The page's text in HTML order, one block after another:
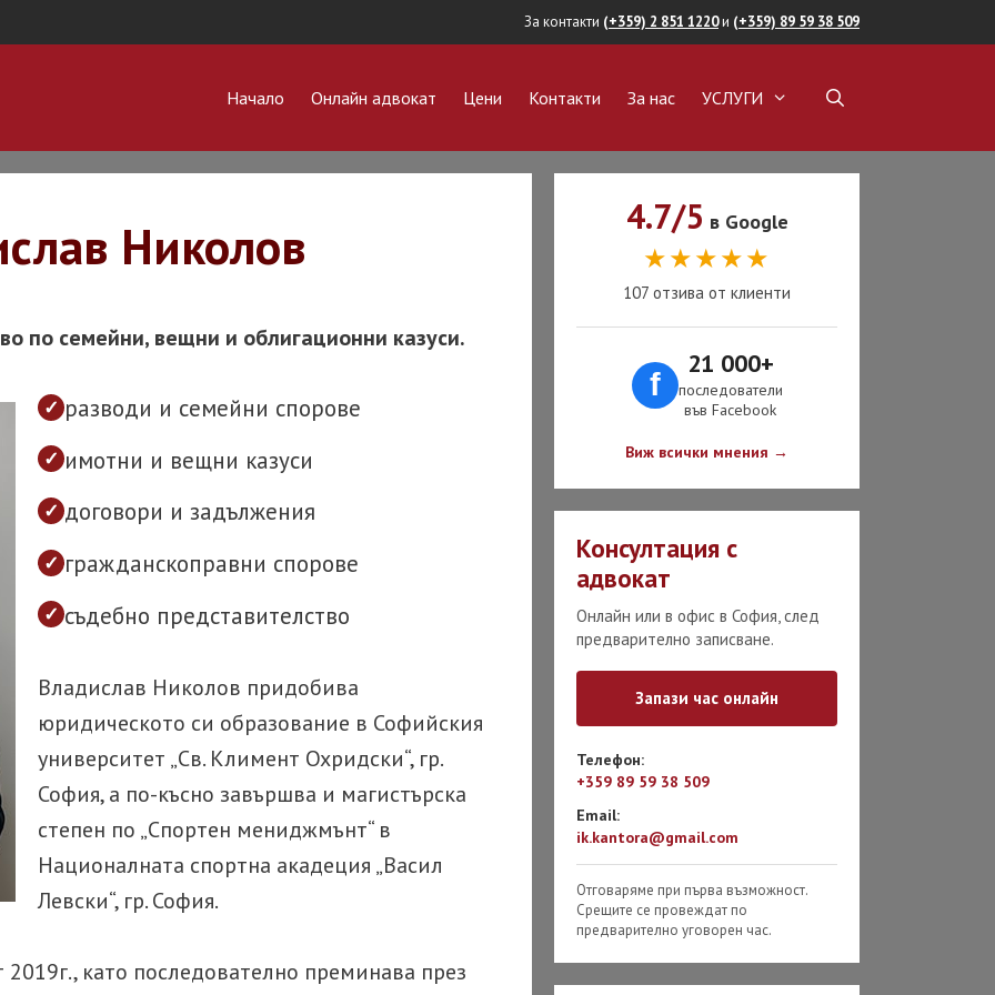
За контакти (+359) 2 851 1220и (+359) 89 59 38 509
Начало Онлайн адвокат Цени Контакти За нас УСЛУГИ
АДВОКАТ СРЕЩУ
МОНОПОЛИ
Топлофикация
Дела срещу Софийска
вода
застрахователи
Дела срещу мобилни
оператори
АДВОКАТ
НЕДВИЖИМИ ИМОТИ
Придобиване на имот
ИНСТИТУЦИИ
Дела срещу банки
колекторски фирми
Давност на кредит
Увеличени вноски по
Заличаване на лоша
кредитна история
БРАКОРАЗВОДЕН
съгласие
Николов
по семейни, вещни и облигационни казуси.
разводи и семейни спорове
имотни и вещни казуси
договори и задължения
гражданскоправни спорове
съдебно представителство
Владислав Николов придобива
юридическото си образование в Софийския
университет „Св. Климент Охридски“, гр.
София, а по-късно завършва и магистърска
степен по „Спортен мениджмънт“ в
Националната спортна акадеция „Васил
Левски“, гр. София.
2019г., като последователно преминава през
4.7/5 в Google
★★★★★
107 отзива от клиенти
f
21 000+
последователи
във Facebook
Виж всички мнения →
Консултация с
адвокат
Онлайн или в офис в София, след
предварително записване.
Запази час онлайн
Телефон:
+359 89 59 38 509
Email:
ik.kantora@gmail.com
Отговаряме при първа възможност.
Срещите се провеждат по
предварително уговорен час.